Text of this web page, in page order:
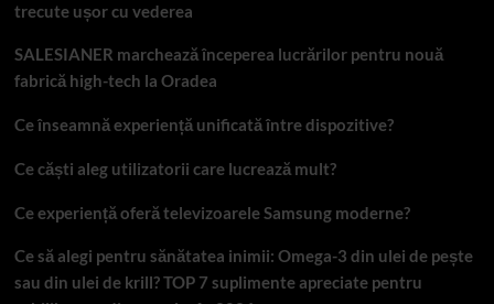
trecute ușor cu vederea
SALESIANER marchează începerea lucrărilor pentru nouă
fabrică high-tech la Oradea
Ce înseamnă experiență unificată între dispozitive?
Ce căști aleg utilizatorii care lucrează mult?
Ce experiență oferă televizoarele Samsung moderne?
Ce să alegi pentru sănătatea inimii: Omega-3 din ulei de pește
sau din ulei de krill? TOP 7 suplimente apreciate pentru